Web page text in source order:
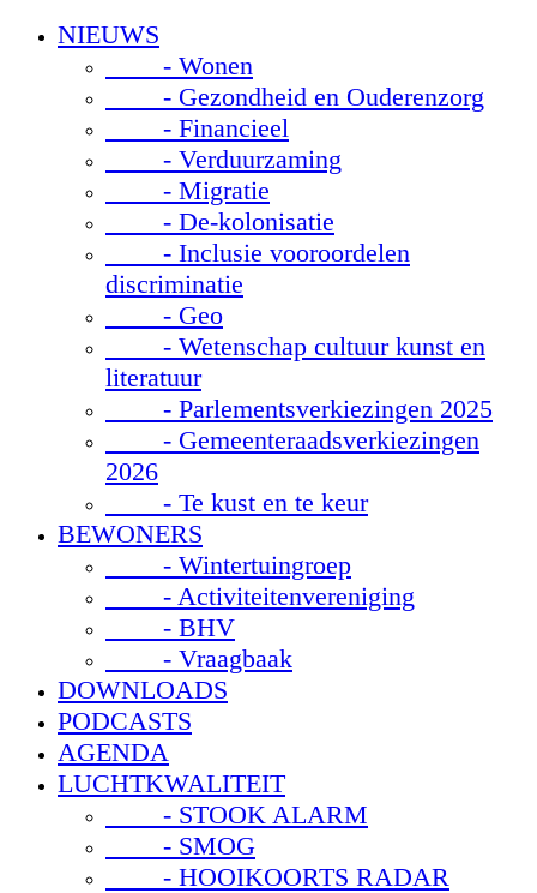
NIEUWS
- Wonen
- Gezondheid en Ouderenzorg
- Financieel
- Verduurzaming
- Migratie
- De-kolonisatie
- Inclusie vooroordelen
discriminatie
- Geo
- Wetenschap cultuur kunst en
literatuur
- Parlementsverkiezingen 2025
- Gemeenteraadsverkiezingen
2026
- Te kust en te keur
BEWONERS
- Wintertuingroep
- Activiteitenvereniging
- BHV
- Vraagbaak
DOWNLOADS
PODCASTS
AGENDA
LUCHTKWALITEIT
- STOOK ALARM
- SMOG
- HOOIKOORTS RADAR